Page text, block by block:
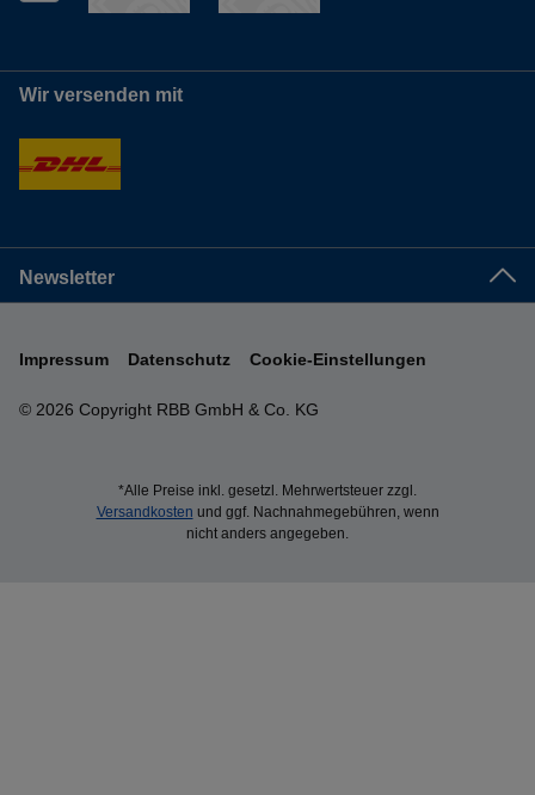
Wir versenden mit
Newsletter
© 2026 Copyright RBB GmbH & Co. KG
Impressum Datenschutz Cookie-Einstellungen
*Alle Preise inkl. gesetzl. Mehrwertsteuer zzgl.
Versandkosten und ggf. Nachnahmegebühren, wenn
nicht anders angegeben.